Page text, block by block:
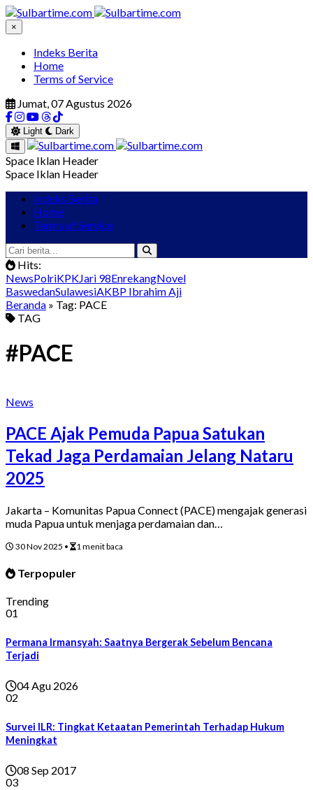
×
Indeks Berita
Home
Terms of Service
Jumat, 07 Agustus 2026
Light Dark
Space Iklan Header
Space Iklan Header
Indeks Berita
Home
Terms of Service
Hits:
NewsPolriKPKJari 98EnrekangNovel
BaswedanSulawesiAKBP Ibrahim Aji
Beranda » Tag: PACE
TAG
#PACE
News
PACE Ajak Pemuda Papua Satukan
Tekad Jaga Perdamaian Jelang Nataru
2025
Jakarta – Komunitas Papua Connect (PACE) mengajak generasi
muda Papua untuk menjaga perdamaian dan…
30 Nov 2025 • 1 menit baca
Terpopuler
Trending
01
Permana Irmansyah: Saatnya Bergerak Sebelum Bencana
Terjadi
04 Agu 2026
02
Survei ILR: Tingkat Ketaatan Pemerintah Terhadap Hukum
Meningkat
08 Sep 2017
03